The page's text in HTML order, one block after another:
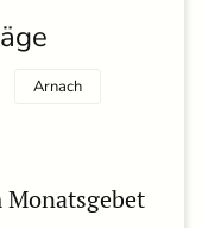
Arnach